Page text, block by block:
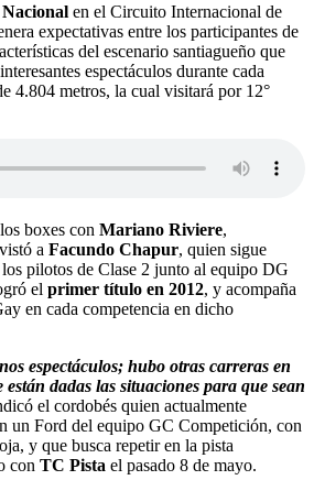
en el Circuito Internacional de
expectativas entre los participantes de
del escenario santiagueño que
espectáculos durante cada
4.804 metros, la cual visitará por 12°
boxes con Mariano Riviere,
a Facundo Chapur, quien sigue
pilotos de Clase 2 junto al equipo DG
el primer título en 2012, y acompaña
en cada competencia en dicho
espectáculos; hubo otras carreras en
dadas las situaciones para que sean
el cordobés quien actualmente
un Ford del equipo GC Competición, con
y que busca repetir en la pista
con TC Pista el pasado 8 de mayo.